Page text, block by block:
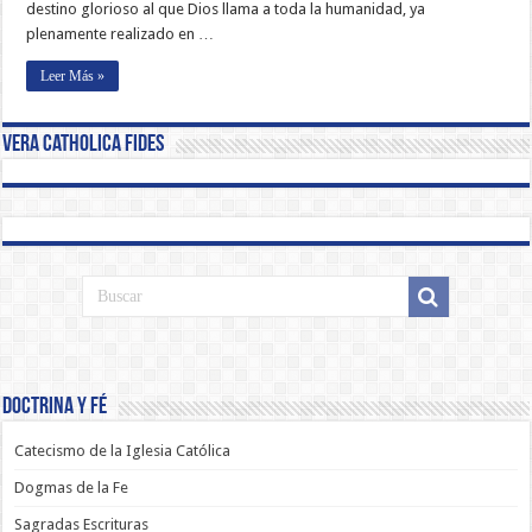
destino glorioso al que Dios llama a toda la humanidad, ya
plenamente realizado en …
Leer Más »
Vera Catholica Fides
Doctrina y Fé
Catecismo de la Iglesia Católica
Dogmas de la Fe
Sagradas Escrituras